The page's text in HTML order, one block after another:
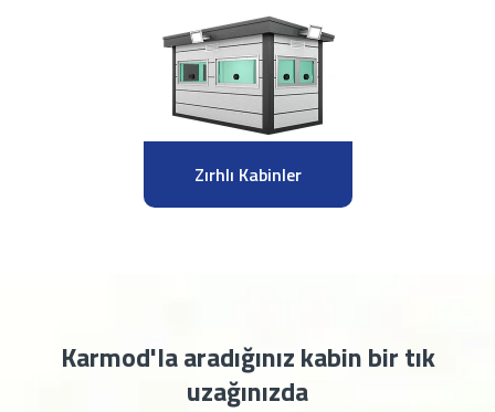
Zırhlı Kabinler
Karmod'la aradığınız kabin bir tık
uzağınızda